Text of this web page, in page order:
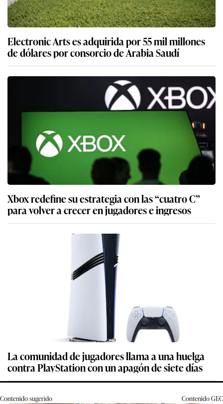
Electronic Arts es adquirida por 55 mil millones
de dólares por consorcio de Arabia Saudí
Xbox redefine su estrategia con las “cuatro C”
para volver a crecer en jugadores e ingresos
La comunidad de jugadores llama a una huelga
contra PlayStation con un apagón de siete días
Contenido sugerido ContenidoGEC